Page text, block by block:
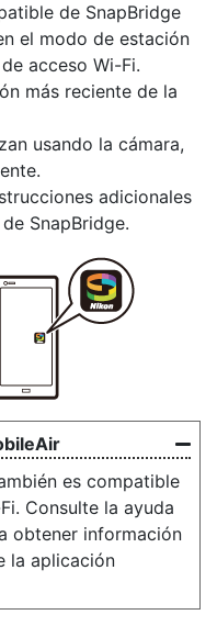
de SnapBridge
el modo de estación
acceso Wi-Fi.
más reciente de la
usando la cámara,
adicionales
SnapBridge.
es compatible
Consulte la ayuda
obtener información
la aplicación